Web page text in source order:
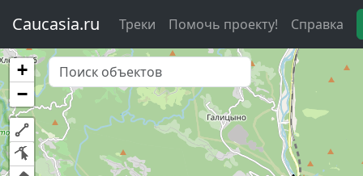
Caucasia.ru Треки Помочь проекту! Справка
+
−